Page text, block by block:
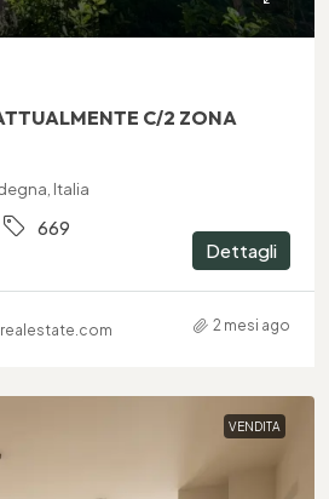
C/2 ZONA
Italia
669
Dettagli
2 mesi ago
VENDITA